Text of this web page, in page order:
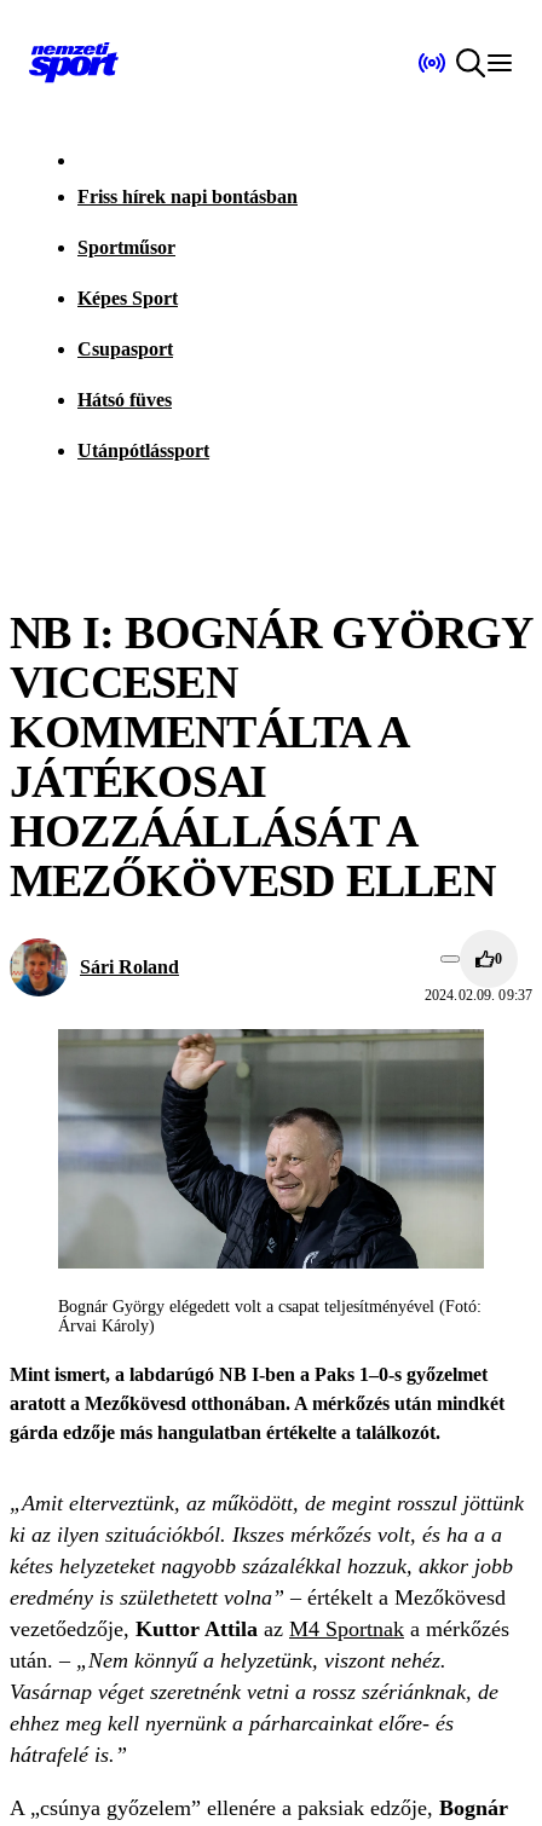
Friss hírek napi bontásban
Sportműsor
Képes Sport
Csupasport
Hátsó füves
Utánpótlássport
NB I: BOGNÁR GYÖRGY
VICCESEN
KOMMENTÁLTA A
JÁTÉKOSAI
HOZZÁÁLLÁSÁT A
MEZŐKÖVESD ELLEN
Sári Roland 0
2024.02.09. 09:37
Bognár György elégedett volt a csapat teljesítményével (Fotó:
Árvai Károly)
Mint ismert, a labdarúgó NB I-ben a Paks 1–0-s győzelmet
aratott a Mezőkövesd otthonában. A mérkőzés után mindkét
gárda edzője más hangulatban értékelte a találkozót.
„Amit elterveztünk, az működött, de megint rosszul jöttünk
ki az ilyen szituációkból. Ikszes mérkőzés volt, és ha a a
kétes helyzeteket nagyobb százalékkal hozzuk, akkor jobb
eredmény is születhetett volna” – értékelt a Mezőkövesd
vezetőedzője, Kuttor Attila az M4 Sportnak a mérkőzés
után. –„Nem könnyű a helyzetünk, viszont nehéz.
Vasárnap véget szeretnénk vetni a rossz szériánknak, de
ehhez meg kell nyernünk a párharcainkat előre- és
hátrafelé is.”
A „csúnya győzelem” ellenére a paksiak edzője, Bognár